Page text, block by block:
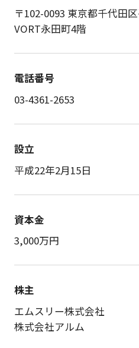
〒102-0093 東京都千代田
VORT永田町4階
電話番号
03-4361-2653
設立
平成22年2月15日
資本金
3,000万円
株主
エムスリー株式会社
​株式会社アルム